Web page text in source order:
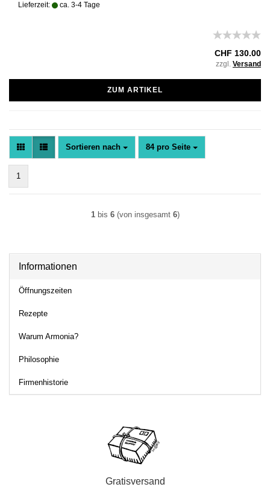
Lieferzeit: ca. 3-4 Tage
CHF 130.00
zzgl. Versand
ZUM ARTIKEL
Sortieren nach
Sortieren nach 84 pro Seite
pro Seite
1
1bis 6(von insgesamt 6)
Informationen
Öffnungszeiten
Rezepte
Warum Armonia?
Philosophie
Firmenhistorie
Gratisversand